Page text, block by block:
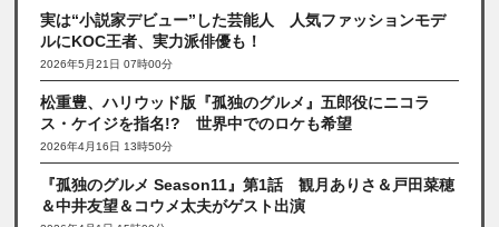
実は“小説家デビュー”した芸能人 人気ファッションモデ
ルにKOC王者、実力派俳優も！
2026年5月21日 07時00分
松重豊、ハリウッド版『孤独のグルメ』五郎役にニコラ
ス・ケイジを指名!? 世界中でのロケも希望
2026年4月16日 13時50分
『孤独のグルメ Season11』第1話 観月ありさ＆戸田菜穂
＆中井友望＆コウメ太夫がゲスト出演